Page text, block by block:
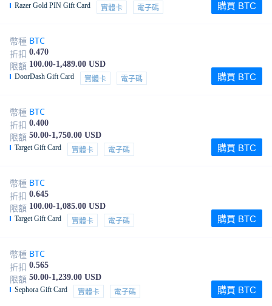
Razer Gold PIN Gift Card 實體卡 電子碼 購買 BTC
幣種 BTC
折扣 0.470
限額 100.00-1,489.00 USD
DoorDash Gift Card 實體卡 電子碼 購買 BTC
幣種 BTC
折扣 0.400
限額 50.00-1,750.00 USD
Target Gift Card 實體卡 電子碼 購買 BTC
幣種 BTC
折扣 0.645
限額 100.00-1,085.00 USD
Target Gift Card 實體卡 電子碼 購買 BTC
幣種 BTC
折扣 0.565
限額 50.00-1,239.00 USD
Sephora Gift Card 實體卡 電子碼 購買 BTC